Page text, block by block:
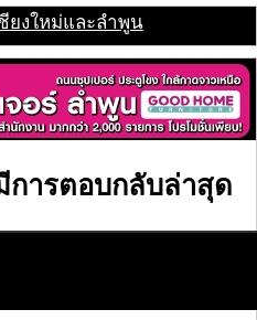
ยงใหม่และลำพูน
การตอบกลับล่าสุด